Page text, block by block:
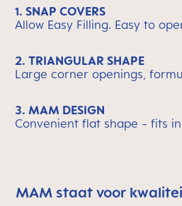
1. SNAP COVERS
Allow Easy Filling. Easy to
2. TRIANGULAR SHAPE
Large corner openings,
3. MAM DESIGN
Convenient flat shape - fits
Skip MAM Means Quality Icon
MAM staat voor